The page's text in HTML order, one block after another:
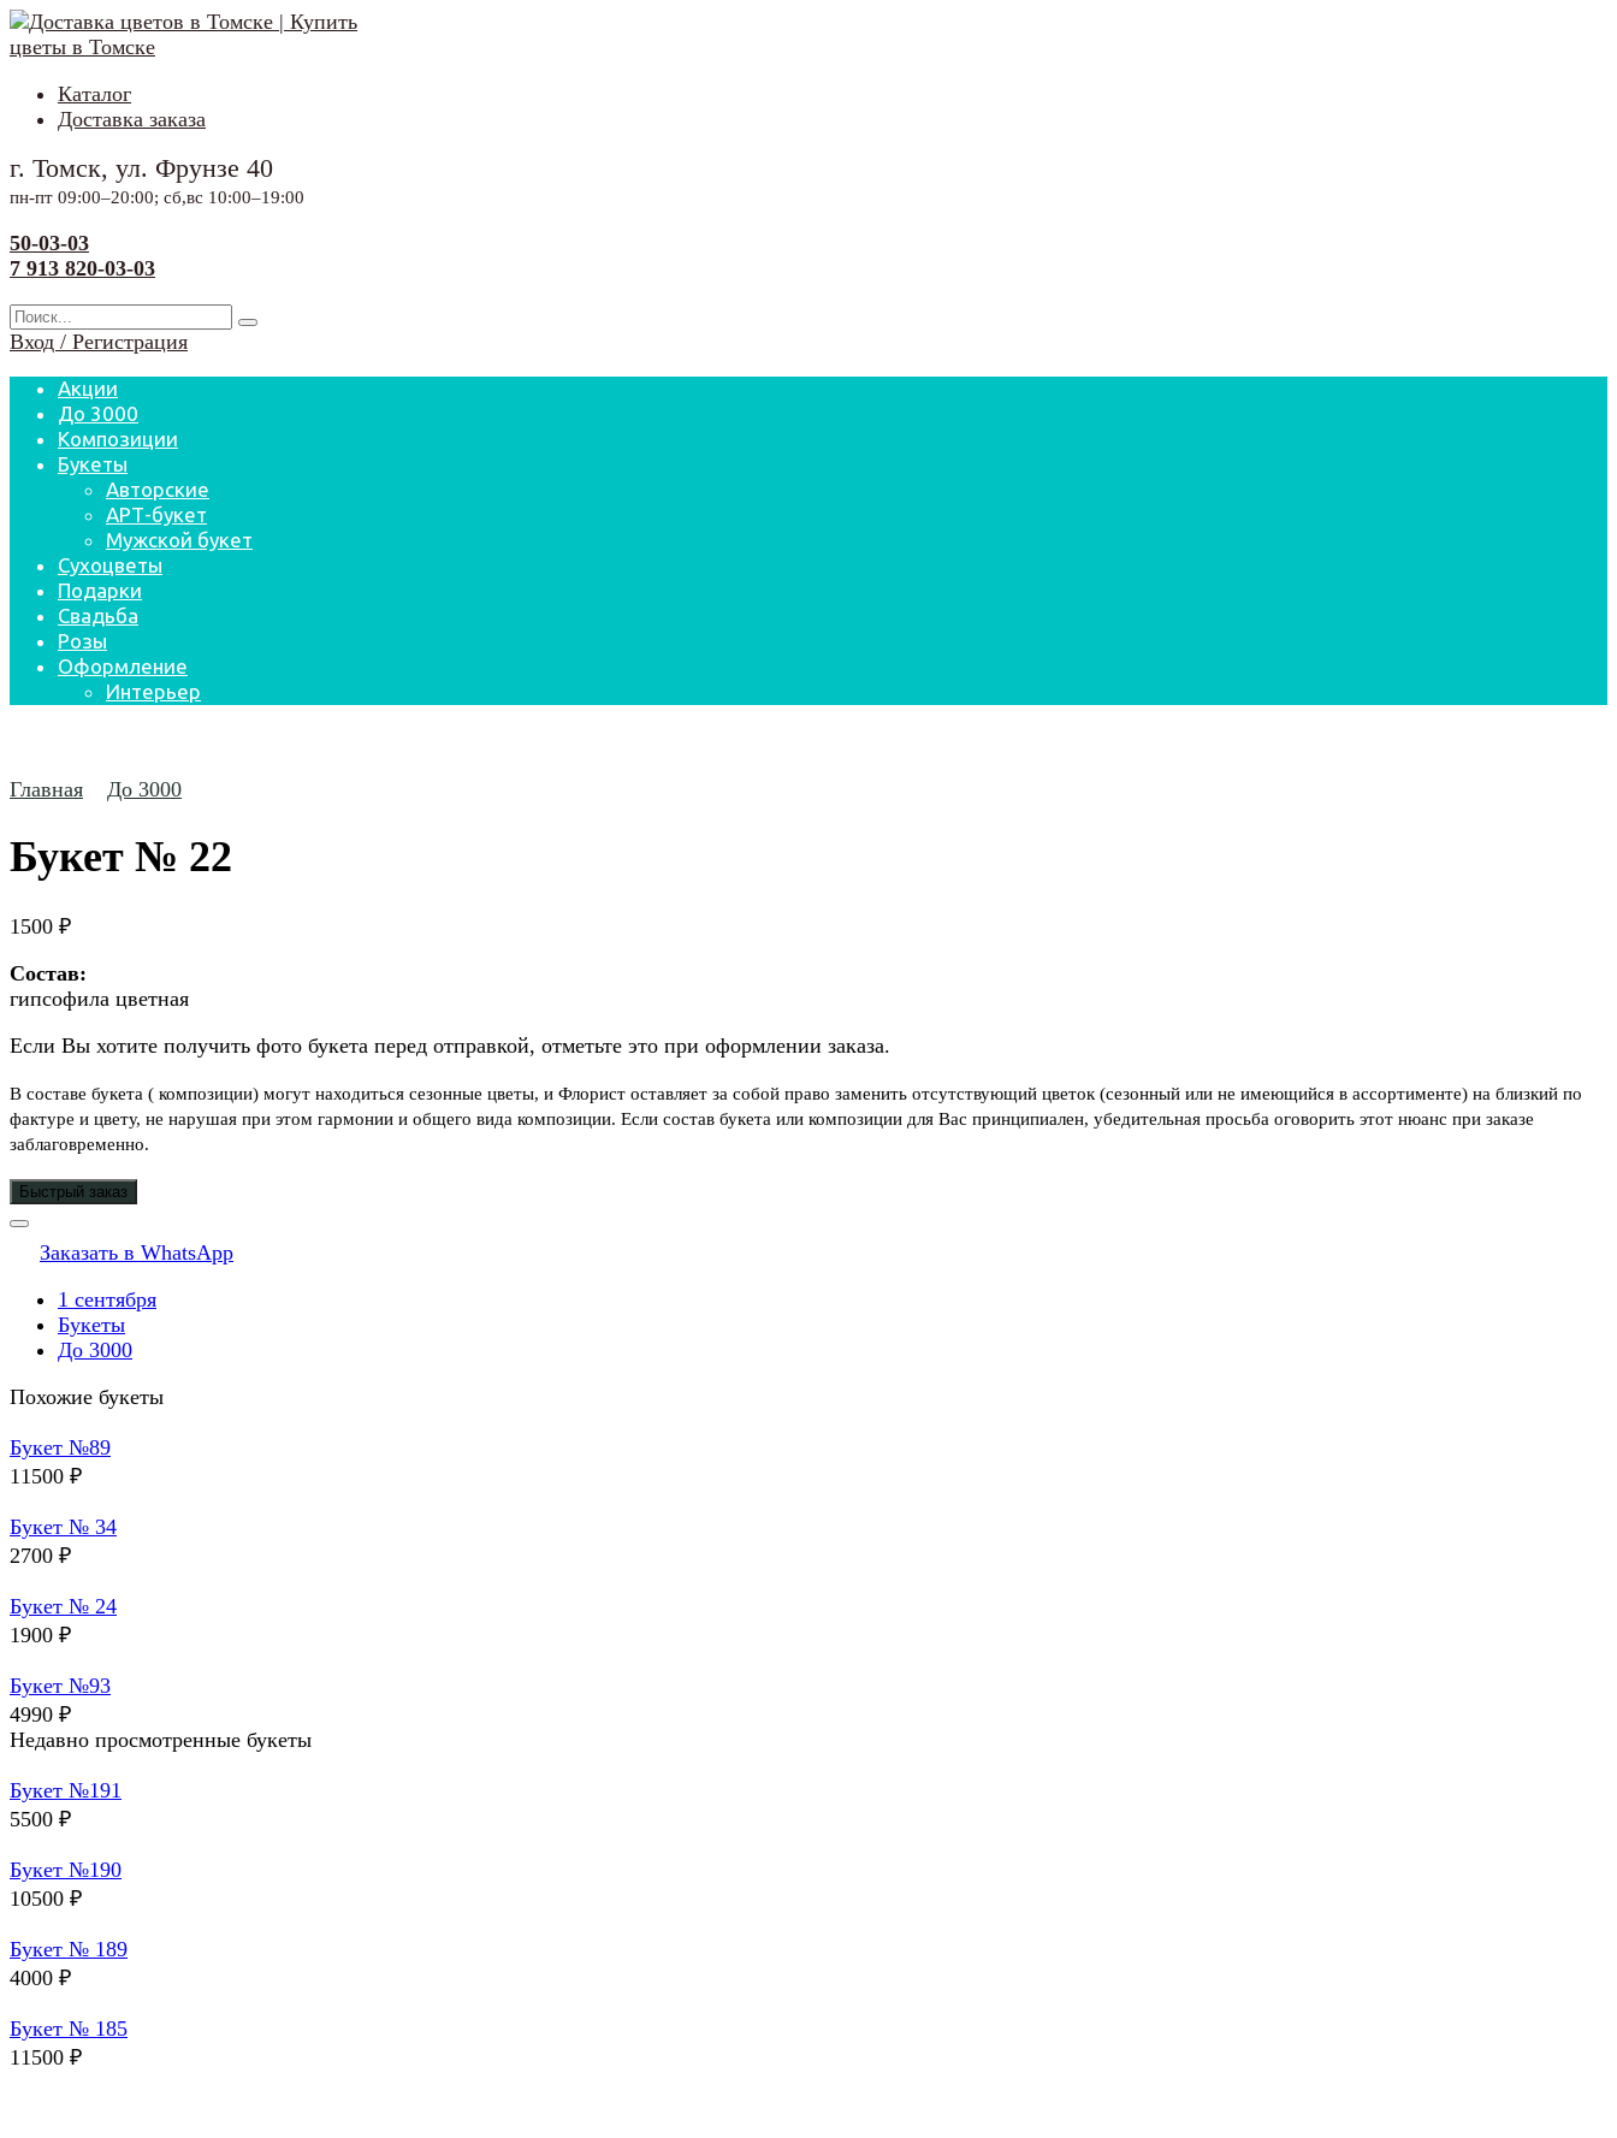
Перейти
к
Каталог
Доставка заказа
г. Томск, ул. Фрунзе 40
пн-пт 09:00–20:00; сб,вс 10:00–19:00
50-03-03
7 913 820-03-03
Search
for:
Вход / Регистрация
Акции
До 3000
Композиции
Букеты
Авторские
АРТ-букет
Мужской букет
Сухоцветы
Подарки
Свадьба
Розы
Оформление
Интерьер
Главная До 3000
Букет № 22
1500 ₽
Состав:
гипсофила цветная
Если Вы хотите получить фото букета перед отправкой, отметьте это при оформлении заказа.
В составе букета ( композиции) могут находиться сезонные цветы, и Флорист оставляет за собой право заменить отсутствующий цветок (сезонный или не имеющийся в ассортименте) на близкий по
фактуре и цвету, не нарушая при этом гармонии и общего вида композиции. Если состав букета или композиции для Вас принципиален, убедительная просьба оговорить этот нюанс при заказе
заблаговременно.
Быстрый заказ
Заказать в WhatsApp
1 сентября
Букеты
До 3000
Похожие букеты
Букет №89
11500 ₽
Букет № 34
2700 ₽
Букет № 24
1900 ₽
Букет №93
4990 ₽
Недавно просмотренные букеты
Букет №191
5500 ₽
Букет №190
10500 ₽
Букет № 189
4000 ₽
Букет № 185
11500 ₽